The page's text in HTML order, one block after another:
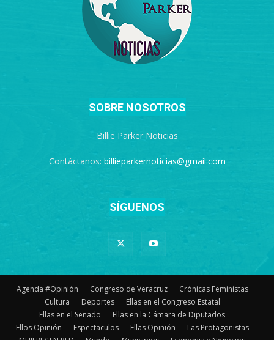
SOBRE NOSOTROS
Billie Parker Noticias
Contáctanos: billieparkernoticias@gmail.com
SÍGUENOS
Agenda #Opinión Congreso de Veracruz
Crónicas Feministas
Cultura
Deportes
Ellas en el Congreso Estatal
Ellas en el Senado
Ellas en la Cámara de Diputados
Ellos Opinión
Espectaculos Ellas Opinión
Las Protagonistas